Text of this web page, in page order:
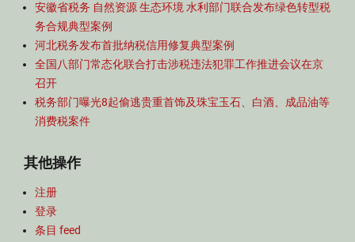
安徽省税务 自然资源 生态环境 水利部门联合发布绿色转型税
务合规典型案例
河北税务发布首批纳税信用修复典型案例
全国八部门常态化联合打击涉税违法犯罪工作推进会议在京
召开
税务部门曝光8起偷逃贵重首饰及珠宝玉石、白酒、成品油等
消费税案件
其他操作
注册
登录
条目 feed